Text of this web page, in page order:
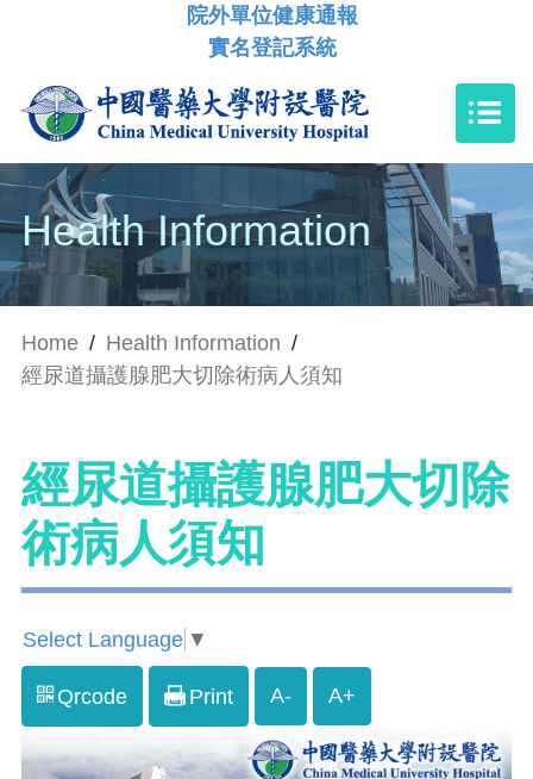
院外單位健康通報
實名登記系統
Health Information
Home / Health Information /
經尿道攝護腺肥大切除術病人須知
經尿道攝護腺肥大切除
術病人須知
Select Language ▼
Qrcode Print A- A+